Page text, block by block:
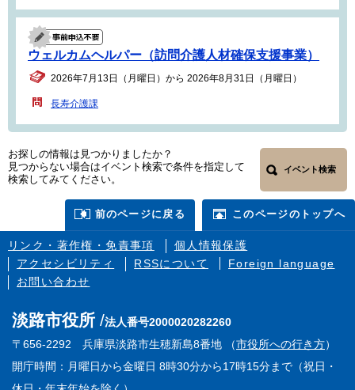
ウェルカムヘルパー（訪問介護人材確保支援事業）
2026年7月13日（月曜日）から 2026年8月31日（月曜日）
長寿介護課
お探しの情報は見つかりましたか？
見つからない場合はイベント検索で条件を指定して
検索してみてください。
イベント検索
前のページに戻る このページのトップへ
リンク・著作権・免責事項
個人情報保護
アクセシビリティ
RSSについて
Foreign language
お問い合わせ
淡路市役所
法人番号2000020282260
〒656-2292 兵庫県淡路市生穂新島8番地 （市役所への行き方）
開庁時間：月曜日から金曜日 8時30分から17時15分まで（祝日・